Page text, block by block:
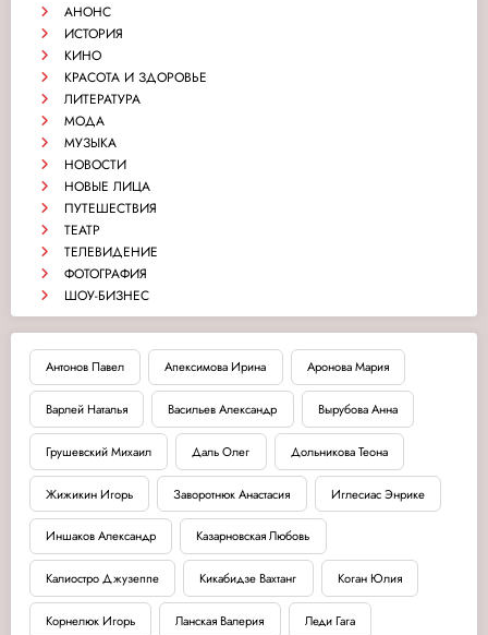
АНОНС
ИСТОРИЯ
КИНО
КРАСОТА И ЗДОРОВЬЕ
ЛИТЕРАТУРА
МОДА
МУЗЫКА
НОВОСТИ
НОВЫЕ ЛИЦА
ПУТЕШЕСТВИЯ
ТЕАТР
ТЕЛЕВИДЕНИЕ
ФОТОГРАФИЯ
ШОУ-БИЗНЕС
Антонов Павел Апексимова Ирина Аронова Мария
Варлей Наталья Васильев Александр Вырубова Анна
Грушевский Михаил Даль Олег Дольникова Теона
Жижикин Игорь Заворотнюк Анастасия Иглесиас Энрике
Иншаков Александр Казарновская Любовь
Калиостро Джузеппе Кикабидзе Вахтанг Коган Юлия
Корнелюк Игорь Ланская Валерия Леди Гага